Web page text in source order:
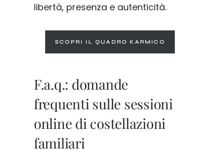
libertà, presenza e autenticità.
SCOPRI IL QUADRO KARMICO
F.a.q.: domande
frequenti sulle sessioni
online di costellazioni
familiari